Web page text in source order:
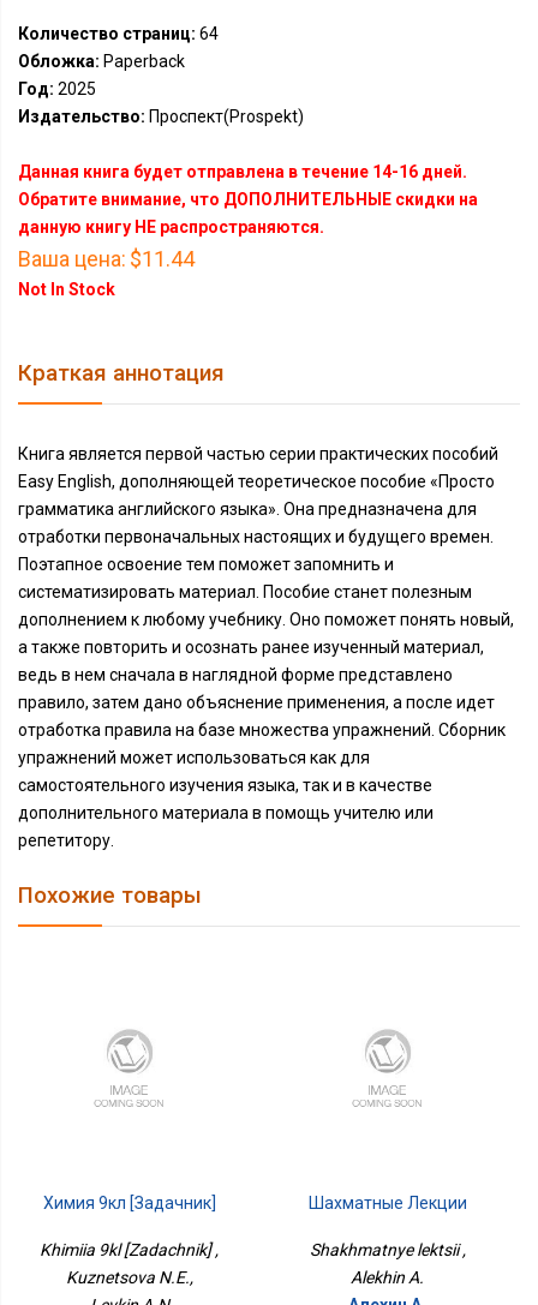
Количество страниц: 64
Обложка: Paperback
Год: 2025
Издательство: Проспект(Prospekt)
Данная книга будет отправлена в течение 14-16 дней.
Обратите внимание, что ДОПОЛНИТЕЛЬНЫЕ скидки на
данную книгу НЕ распространяются.
Ваша цена: $11.44
Not In Stock
Краткая аннотация
Книга является первой частью серии практических пособий
Easy English, дополняющей теоретическое пособие «Просто
грамматика английского языка». Она предназначена для
отработки первоначальных настоящих и будущего времен.
Поэтапное освоение тем поможет запомнить и
систематизировать материал. Пособие станет полезным
дополнением к любому учебнику. Оно поможет понять новый,
а также повторить и осознать ранее изученный материал,
ведь в нем сначала в наглядной форме представлено
правило, затем дано объяснение применения, а после идет
отработка правила на базе множества упражнений. Сборник
упражнений может использоваться как для
самостоятельного изучения языка, так и в качестве
дополнительного материала в помощь учителю или
репетитору.
Похожие товары
Химия 9кл [Задачник]
Khimiia 9kl [Zadachnik] ,
Kuznetsova N.E.,
Шахматные Лекции
Shakhmatnye lektsii ,
Alekhin A.